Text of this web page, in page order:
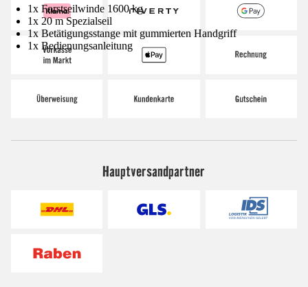
1x Forstseilwinde 1600 kg
1x 20 m Spezialseil
1x Betätigungsstange mit gummierten Handgriff
1x Bedienungsanleitung
Hauptversandpartner